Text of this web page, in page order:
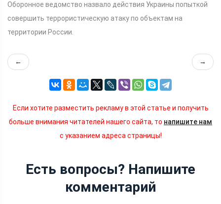
Оборонное ведомство назвало действия Украины попыткой
совершить террористическую атаку по объектам на
территории России.
← →
Если хотите разместить рекламу в этой статье и получить
больше внимания читателей нашего сайта, то напишите нам
с указанием адреса страницы!
Есть вопросы? Напишите
комментарий